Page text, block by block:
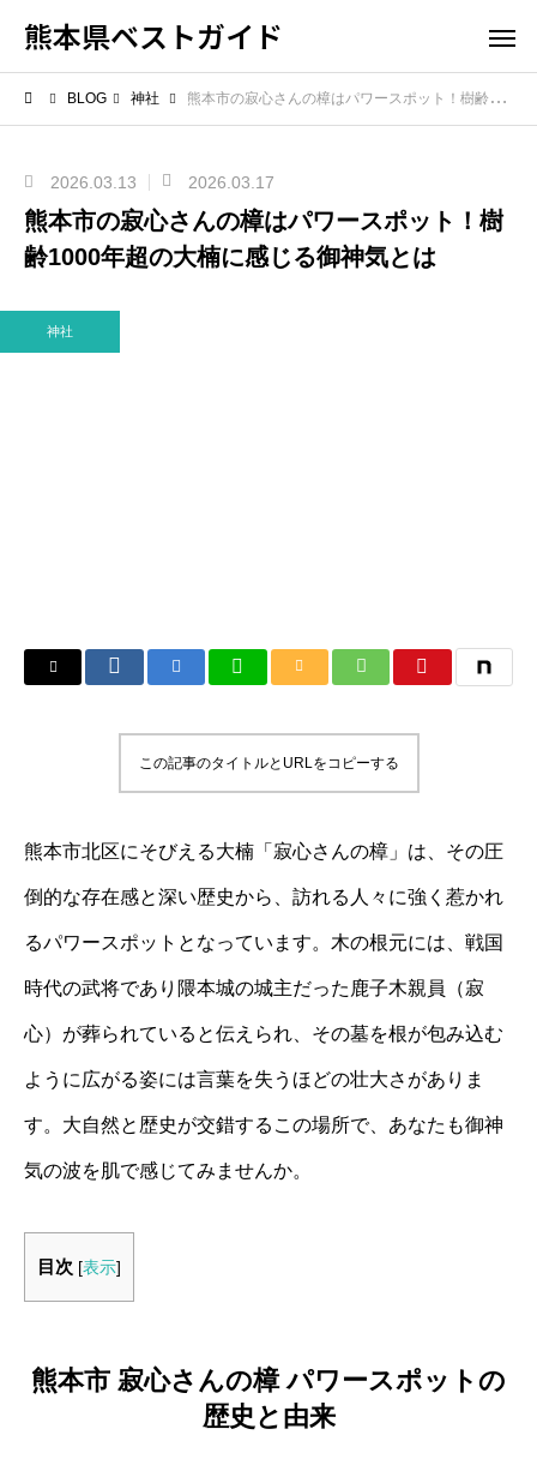
熊本県ベストガイド
BLOG 神社 熊本市の寂心さんの樟はパワースポット！樹齢1000年超の大楠に感じる御神気とは
2026.03.13 2026.03.17
熊本市の寂心さんの樟はパワースポット！樹
齢1000年超の大楠に感じる御神気とは
神社
この記事のタイトルとURLをコピーする
熊本市北区にそびえる大楠「寂心さんの樟」は、その圧
倒的な存在感と深い歴史から、訪れる人々に強く惹かれ
るパワースポットとなっています。木の根元には、戦国
時代の武将であり隈本城の城主だった鹿子木親員（寂
心）が葬られていると伝えられ、その墓を根が包み込む
ように広がる姿には言葉を失うほどの壮大さがありま
す。大自然と歴史が交錯するこの場所で、あなたも御神
気の波を肌で感じてみませんか。
目次 [表示]
熊本市 寂心さんの樟 パワースポットの
歴史と由来